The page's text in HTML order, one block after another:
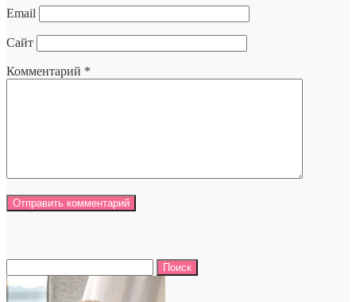
Email
Сайт
Комментарий *